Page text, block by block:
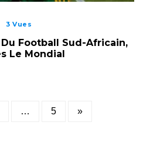
3 Vues
Football Sud-Africain,
Le Mondial
Posts
… 5 »